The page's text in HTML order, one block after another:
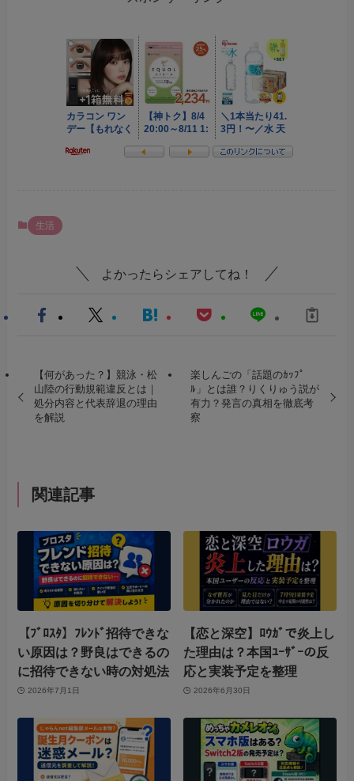
生活
よかったらシェアしてね！
【何があった？】競泳・松
山陸の行動規範違反とは｜
処分内容と代表辞退の理由
を解説
楽しんごの「話題のｶｯﾌﾟ
ﾙ」とは誰？りくりゅう説が
有力？発言の真相を徹底考
察
関連記事
【ﾌﾞﾛｽﾀ】ﾌﾚﾝﾄﾞ招待できな
い原因は？野良はできるの
に招待できない時の対処法
2026年7月1日
【恋と深空】ﾛｳｶﾞで炎上し
た理由は？本国ﾕｰｻﾞｰの反
応と実装予定を整理
2026年6月30日